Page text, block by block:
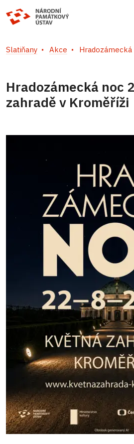
Slatiňany Akce Hradozámecká
Hradozámecká noc
zahradě v Kroměříži